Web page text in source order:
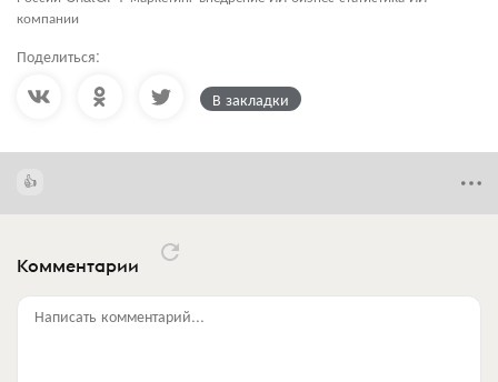
компании
Поделиться:
В закладки
Комментарии
Написать комментарий...